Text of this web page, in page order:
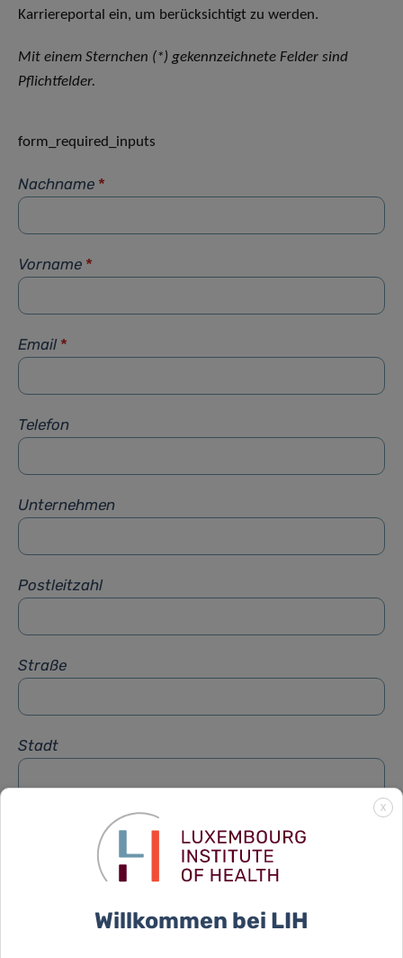
Karriereportal ein, um berücksichtigt zu werden.
Mit einem Sternchen (*) gekennzeichnete Felder sind
Pflichtfelder.
form_required_inputs
Nachname *
Vorname *
Email *
Telefon
Unternehmen
Postleitzahl
Straße
Stadt
X
Willkommen bei LIH